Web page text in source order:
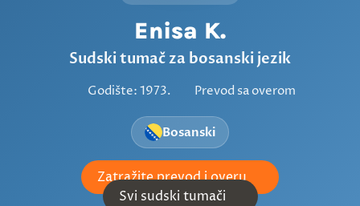
Enisa K.
Sudski tumač za bosanski jezik
Godište: 1973. Prevod sa overom
Bosanski
Zatražite prevod i overu
Svi sudski tumači